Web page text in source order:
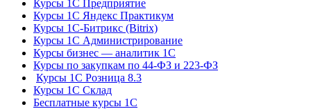
Курсы 1С Предприятие
Курсы 1С Яндекс Практикум
Курсы 1С-Битрикс (Bitrix)
Курсы 1С Администрирование
Курсы бизнес — аналитик 1С
Курсы по закупкам по 44‑ФЗ и 223‑ФЗ
Курсы 1С Розница 8.3
Курсы 1С Склад
Бесплатные курсы 1С